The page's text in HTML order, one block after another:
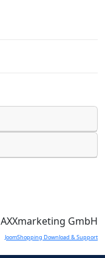
GmbH
JoomShopping Download & Support